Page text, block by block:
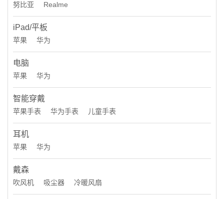
同城闪送
企业采购
联系我们
努比亚
Realme
iPad/平板
苹果 华为
电脑
苹果 华为
智能穿戴
苹果手表 华为手表 儿童手表
耳机
苹果 华为
戴森
吹风机 吸尘器 冷暖风扇